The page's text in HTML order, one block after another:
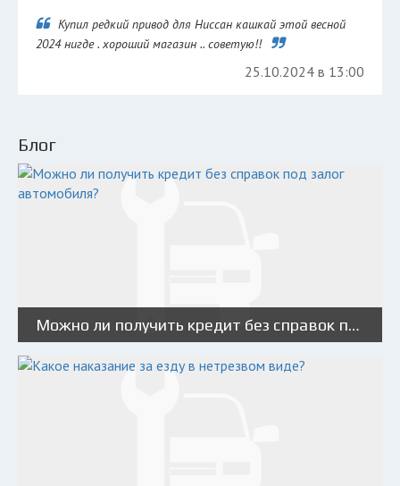
Купил редкий привод для Ниссан кашкай этой весной
2024 нигде . хороший магазин .. советую!!
25.10.2024 в 13:00
Блог
Можно ли получить кредит без справок под залог автомобиля?